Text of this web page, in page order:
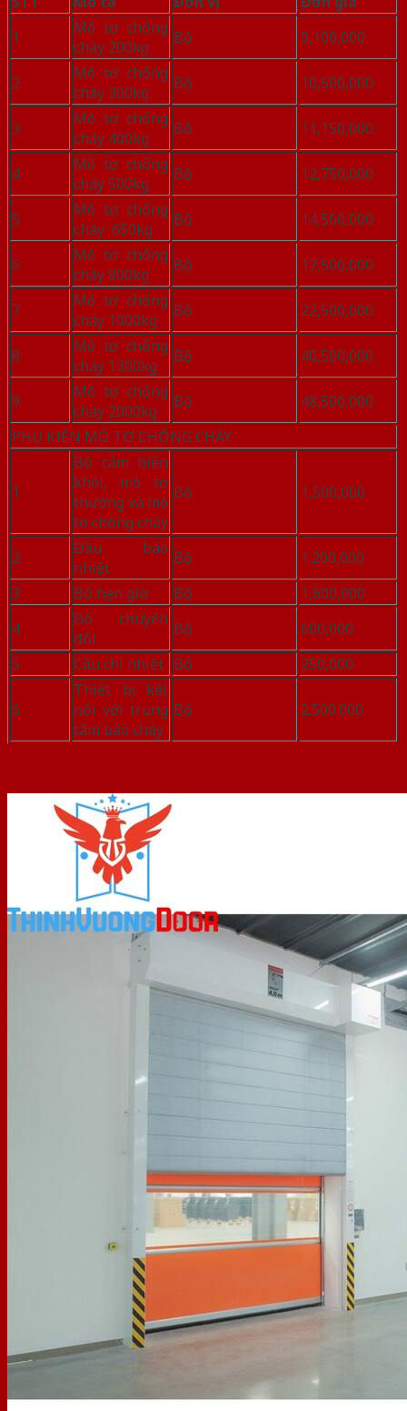
1
Mô tơ chống
cháy 200kg
Bộ 9,100,000
2
Mô tơ chống
cháy 300kg
Bộ 10,500,000
3
Mô tơ chống
cháy 400kg
Bộ 11,150,000
4
Mô tơ chống
cháy 500kg
Bộ 12,750,000
5
Mô tơ chống
cháy 650kg
Bộ 14,500,000
6
Mô tơ chống
cháy 800kg
Bộ 17,500,000
7
Mô tơ chống
cháy 1000kg
Bộ 22,500,000
8
Mô tơ chống
cháy 1300kg
Bộ 40,500,000
9
Mô tơ chống
cháy 2000kg
Bộ
48,500,000
PHỤ KIỆN MÔ TƠ CHỐNG CHÁY
1
Bộ cảm biến
khói, mô tơ
thường và mô
tơ chống cháy
Bộ 1,500,000
2
Đầu báo
nhiệt
Bộ
1.200,000
3
Bộ hẹn giờ Bộ
1,600,000
4
Bộ chuyển
đổi
Bộ
600,000
5
Cầu chì nhiệt Bộ 250,000
6
Thiết bị kết
nối với trung
tâm báo cháy
Bộ 2.500.000